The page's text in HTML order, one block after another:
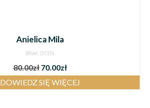
Anielica Mila
BRAK OCEN
80.00zł 70.00zł
DOWIEDZ SIĘ WIĘCEJ